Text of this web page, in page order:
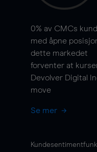
0% av CMCs
med åpne
dette markedet
forventer at
Devolver Digital
move
Se mer